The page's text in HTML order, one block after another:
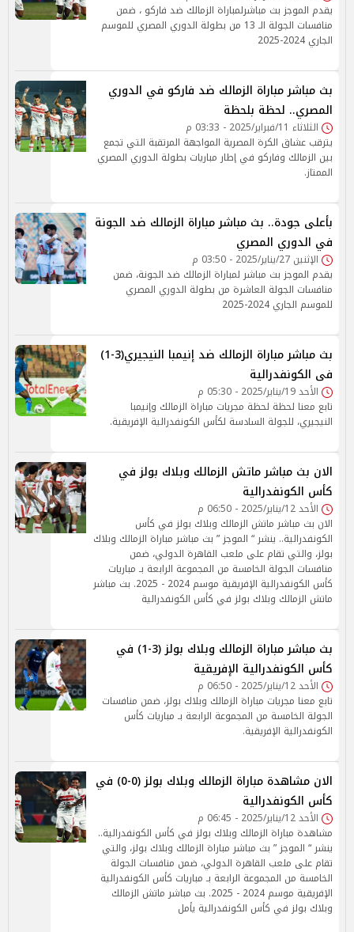
يقدم الموجز بث مباشرلمباراة الزمالك ضد فاركو ، ضمن
منافسات الجولة الـ 13 من بطولة الدوري المصري للموسم
الجاري 2024-2025
بث مباشر مباراة الزمالك ضد فاركو في الدوري
المصري.. لحظة بلحظة
الثلاثاء 11/فبراير/2025 - 03:33 م
يترقب عشاق الكرة المصرية المواجهة المرتقبة التي تجمع
بين الزمالك وفاركو في إطار مباريات بطولة الدوري المصري
الممتاز.
بأعلى جودة.. بث مباشر مباراة الزمالك ضد الجونة
في الدوري المصري
الإثنين 27/يناير/2025 - 03:50 م
يقدم الموجز بث مباشر لمباراة الزمالك ضد الجونة، ضمن
منافسات الجولة العاشرة من بطولة الدوري المصري
للموسم الجاري 2024-2025
بث مباشر مباراة الزمالك ضد إنيمبا النيجيري(3-1)
فى الكونفدرالية
الأحد 19/يناير/2025 - 05:30 م
تابع معنا لحظة لحظة مجريات مباراة الزمالك وإنيمبا
النيجيري، للجولة السادسة لكأس الكونفدرالية الإفريقية.
الان بث مباشر ماتش الزمالك وبلاك بولز في
كأس الكونفدرالية
الأحد 12/يناير/2025 - 06:50 م
الان بث مباشر ماتش الزمالك وبلاك بولز في كأس
الكونفدرالية.. ينشر “ الموجز ” بث مباشر مباراة الزمالك وبلاك
بولز، والتي تقام على ملعب القاهرة الدولي، ضمن
منافسات الجولة الخامسة من المجموعة الرابعة بـ مباريات
كأس الكونفدرالية الإفريقية موسم 2024 - 2025. بث مباشر
ماتش الزمالك وبلاك بولز في كأس الكونفدرالية
بث مباشر مباراة الزمالك وبلاك بولز (3-1) في
كأس الكونفدرالية الإفريقية
الأحد 12/يناير/2025 - 06:50 م
تابع معنا مجريات مباراة الزمالك وبلاك بولز، ضمن منافسات
الجولة الخامسة من المجموعة الرابعة بـ مباريات كأس
الكونفدرالية الإفريقية.
الان مشاهدة مباراة الزمالك وبلاك بولز (0-0) في
كأس الكونفدرالية
الأحد 12/يناير/2025 - 06:45 م
مشاهدة مباراة الزمالك وبلاك بولز في كأس الكونفدرالية..
ينشر “ الموجز ” بث مباشر مباراة الزمالك وبلاك بولز، والتي
تقام على ملعب القاهرة الدولي، ضمن منافسات الجولة
الخامسة من المجموعة الرابعة بـ مباريات كأس الكونفدرالية
الإفريقية موسم 2024 - 2025. بث مباشر ماتش الزمالك
وبلاك بولز في كأس الكونفدرالية يأمل